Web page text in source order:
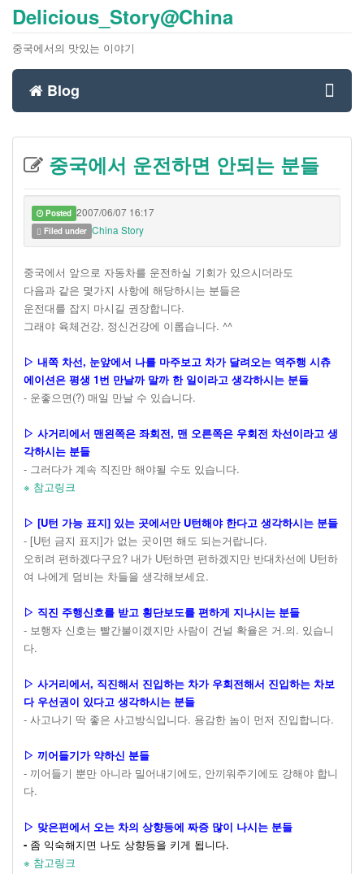
Delicious_Story@China
중국에서의 맛있는 이야기
Blog
중국에서 운전하면 안되는 분들
Posted 2007/06/07 16:17
Filed under China Story
중국에서 앞으로 자동차를 운전하실 기회가 있으시더라도
다음과 같은 몇가지 사항에 해당하시는 분들은
운전대를 잡지 마시길 권장합니다.
그래야 육체건강, 정신건강에 이롭습니다. ^^
▷ 내쪽 차선, 눈앞에서 나를 마주보고 차가 달려오는 역주행 시츄
에이션은 평생 1번 만날까 말까 한 일이라고 생각하시는 분들
- 운좋으면(?) 매일 만날 수 있습니다.
▷ 사거리에서 맨왼쪽은 좌회전, 맨 오른쪽은 우회전 차선이라고 생
각하시는 분들
- 그러다가 계속 직진만 해야될 수도 있습니다.
※ 참고링크
▷ [U턴 가능 표지] 있는 곳에서만 U턴해야 한다고 생각하시는 분들
- [U턴 금지 표지]가 없는 곳이면 해도 되는거랍니다.
오히려 편하겠다구요? 내가 U턴하면 편하겠지만 반대차선에 U턴하
여 나에게 덤비는 차들을 생각해보세요.
▷ 직진 주행신호를 받고 횡단보도를 편하게 지나시는 분들
- 보행자 신호는 빨간불이겠지만 사람이 건널 확율은 거.의. 있습니
다.
▷ 사거리에서, 직진해서 진입하는 차가 우회전해서 진입하는 차보
다 우선권이 있다고 생각하시는 분들
- 사고나기 딱 좋은 사고방식입니다. 용감한 놈이 먼저 진입합니다.
▷ 끼어들기가 약하신 분들
- 끼어들기 뿐만 아니라 밀어내기에도, 안끼워주기에도 강해야 합니
다.
▷ 맞은편에서 오는 차의 상향등에 짜증 많이 나시는 분들
- 좀 익숙해지면 나도 상향등을 키게 됩니다.
※ 참고링크